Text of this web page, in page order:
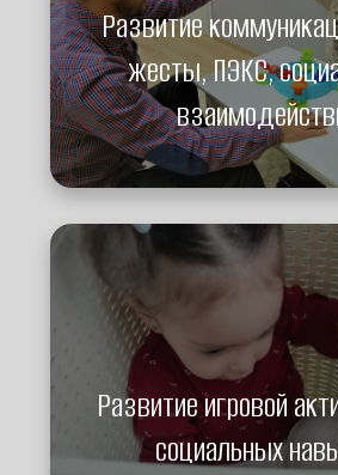
Развитие
жесты, ПЭКС,
Развитие игровой
социальных